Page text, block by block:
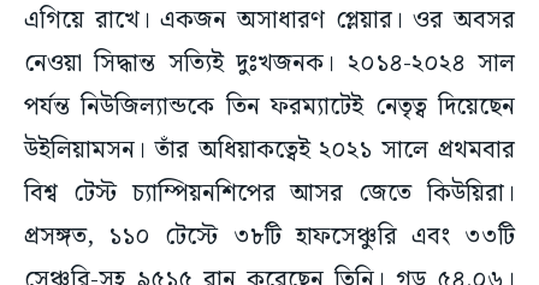
এগিয়ে রাখে। একজন অসাধারণ প্লেয়ার। ওর অবসর
নেওয়া সিদ্ধান্ত সত্যিই দুঃখজনক। ২০১৪-২০২৪ সাল
পর্যন্ত নিউজিল্যান্ডকে তিন ফরম্যাটেই নেতৃত্ব দিয়েছেন
উইলিয়ামসন। তাঁর অধিয়াকত্বেই ২০২১ সালে প্রথমবার
বিশ্ব টেস্ট চ্যাম্পিয়নশিপের আসর জেতে কিউয়িরা।
প্রসঙ্গত, ১১০ টেস্টে ৩৮টি হাফসেঞ্চুরি এবং ৩৩টি